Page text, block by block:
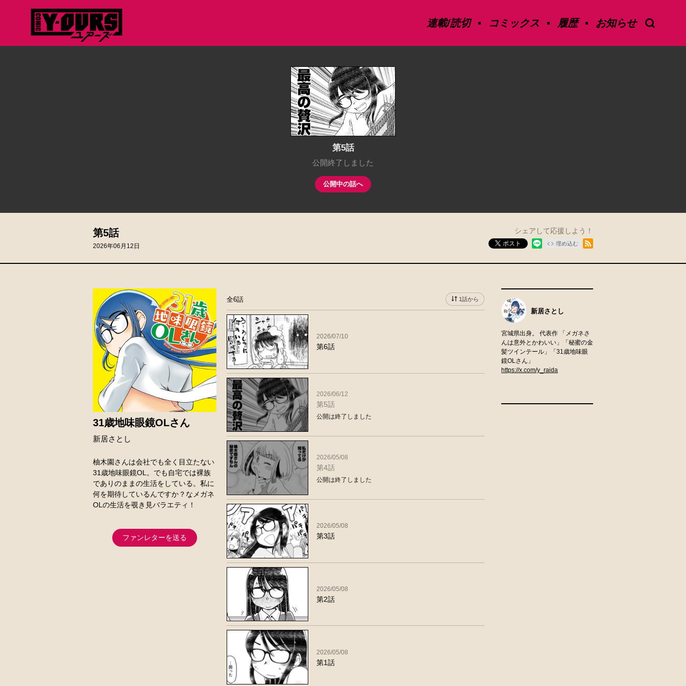
連載/読切 コミックス 履歴 お知らせ
第5話
公開終了しました
公開中の話へ
第5話
2026年06月12日
シェアして応援しよう！
ポスト 埋め込む
31歳地味眼鏡OLさん
新居さとし
柚木園さんは会社でも全く目立たない
31歳地味眼鏡OL。でも自宅では裸族
でありのままの生活をしている。私に
何を期待しているんですか？なメガネ
OLの生活を覗き見バラエティ！
ファンレターを送る
全6話 1話から
2026/07/10
第6話
2026/06/12
第5話
公開は終了しました
2026/05/08
第4話
公開は終了しました
2026/05/08
第3話
2026/05/08
第2話
2026/05/08
第1話
新居さとし
宮城県出身。 代表作 「メガネさ
んは意外とかわいい」「秘蜜の金
髪ツインテール」「31歳地味眼
鏡OLさん」
https://x.com/y_raida